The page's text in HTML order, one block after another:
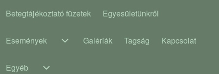
Main navigation
Betegtájékoztató füzetek Egyesületünkről
Események
Események sub-navigation
Galériák Tagság Kapcsolat
Egyéb